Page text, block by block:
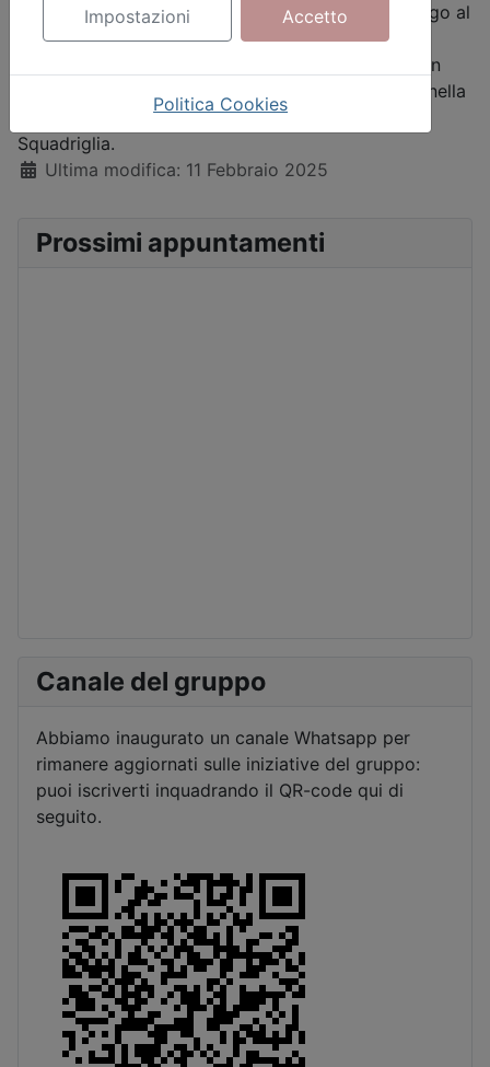
In conclusione, hanno creato un ambiente di dialogo al
Consiglio della Legge, l'occasione dedicata per
parlare ed ascoltarsi sui giorni passati insieme, con
uno sguardo sul futuro delle relazioni che vivono nella
quotidianità delle nostre riunioni, in Reparto e in
Squadriglia.
Dettagli
Ultima modifica: 11 Febbraio 2025
Prossimi appuntamenti
Canale del gruppo
Abbiamo inaugurato un canale Whatsapp per
rimanere aggiornati sulle iniziative del gruppo:
puoi iscriverti inquadrando il QR-code qui di
seguito.
Impostazioni Accetto
Politica Cookies